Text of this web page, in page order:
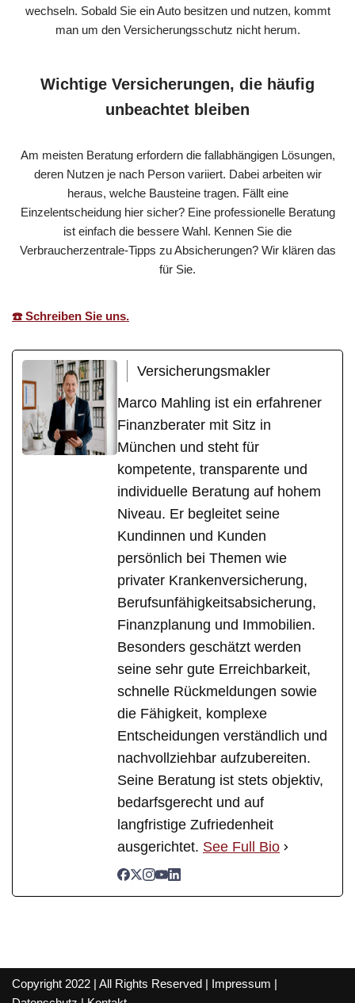
wechseln. Sobald Sie ein Auto besitzen und nutzen, kommt
man um den Versicherungsschutz nicht herum.
Wichtige Versicherungen, die häufig
unbeachtet bleiben
Am meisten Beratung erfordern die fallabhängigen Lösungen,
deren Nutzen je nach Person variiert. Dabei arbeiten wir
heraus, welche Bausteine tragen. Fällt eine
Einzelentscheidung hier sicher? Eine professionelle Beratung
ist einfach die bessere Wahl. Kennen Sie die
Verbraucherzentrale-Tipps zu Absicherungen? Wir klären das
für Sie.
☎️ Schreiben Sie uns.
Versicherungsmakler
Marco Mahling ist ein erfahrener
Finanzberater mit Sitz in
München und steht für
kompetente, transparente und
individuelle Beratung auf hohem
Niveau. Er begleitet seine
Kundinnen und Kunden
persönlich bei Themen wie
privater Krankenversicherung,
Berufsunfähigkeitsabsicherung,
Finanzplanung und Immobilien.
Besonders geschätzt werden
seine sehr gute Erreichbarkeit,
schnelle Rückmeldungen sowie
die Fähigkeit, komplexe
Entscheidungen verständlich und
nachvollziehbar aufzubereiten.
Seine Beratung ist stets objektiv,
bedarfsgerecht und auf
langfristige Zufriedenheit
ausgerichtet. See Full Bio
Copyright 2022 | All Rights Reserved | Impressum |